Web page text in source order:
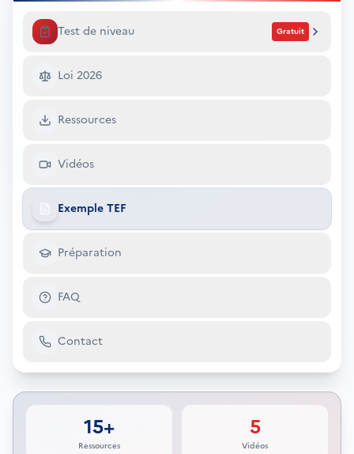
Test de niveau Gratuit
Loi 2026
Ressources
Vidéos
Exemple TEF
Préparation
FAQ
Contact
15+
Ressources
5
Vidéos